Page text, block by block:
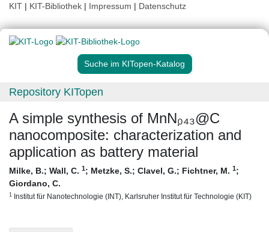
KIT | KIT-Bibliothek | Impressum | Datenschutz
Suche im KITopen-Katalog
Repository KITopen
A simple synthesis of MnN₀̣₄₃@C
nanocomposite: characterization and
application as battery material
Milke, B.; Wall, C. 1; Metzke, S.; Clavel, G.; Fichtner, M. 1;
Giordano, C.
1 Institut für Nanotechnologie (INT), Karlsruher Institut für Technologie (KIT)